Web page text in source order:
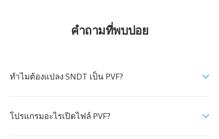
คำถามที่พบบ่อย
ทำไมต้องแปลง SNDT เป็น PVF?
โปรแกรมอะไรเปิดไฟล์ PVF?